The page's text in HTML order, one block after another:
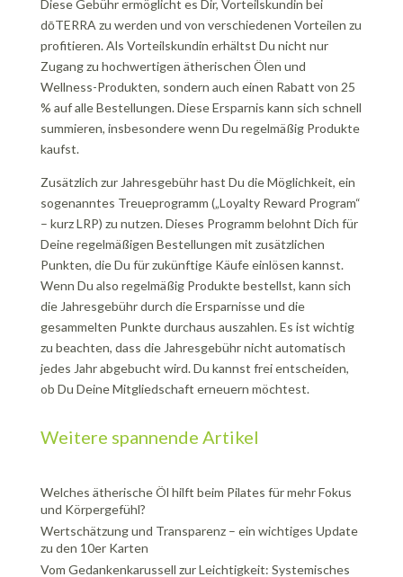
Diese Gebühr ermöglicht es Dir, Vorteilskundin bei
dōTERRA zu werden und von verschiedenen Vorteilen zu
profitieren. Als Vorteilskundin erhältst Du nicht nur
Zugang zu hochwertigen ätherischen Ölen und
Wellness-Produkten, sondern auch einen Rabatt von 25
% auf alle Bestellungen. Diese Ersparnis kann sich schnell
summieren, insbesondere wenn Du regelmäßig Produkte
kaufst.
Zusätzlich zur Jahresgebühr hast Du die Möglichkeit, ein
sogenanntes Treueprogramm („Loyalty Reward Program“
– kurz LRP) zu nutzen. Dieses Programm belohnt Dich für
Deine regelmäßigen Bestellungen mit zusätzlichen
Punkten, die Du für zukünftige Käufe einlösen kannst.
Wenn Du also regelmäßig Produkte bestellst, kann sich
die Jahresgebühr durch die Ersparnisse und die
gesammelten Punkte durchaus auszahlen. Es ist wichtig
zu beachten, dass die Jahresgebühr nicht automatisch
jedes Jahr abgebucht wird. Du kannst frei entscheiden,
ob Du Deine Mitgliedschaft erneuern möchtest.
Weitere spannende Artikel
Welches ätherische Öl hilft beim Pilates für mehr Fokus
und Körpergefühl?
Wertschätzung und Transparenz – ein wichtiges Update
zu den 10er Karten
Vom Gedankenkarussell zur Leichtigkeit: Systemisches